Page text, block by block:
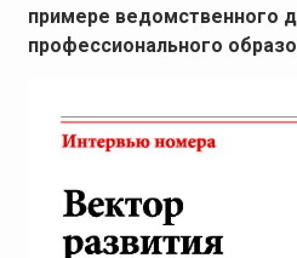
примере ведомственного
профессионального